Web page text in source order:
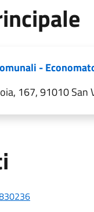
-
167, 91010 San